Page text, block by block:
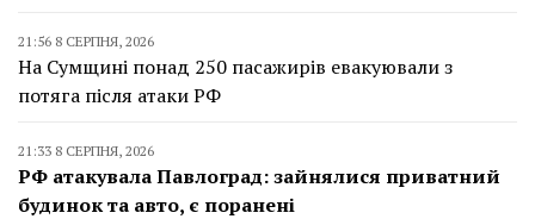
21:56 8 СЕРПНЯ, 2026
На Сумщині понад 250 пасажирів евакуювали з
потяга після атаки РФ
21:33 8 СЕРПНЯ, 2026
РФ атакувала Павлоград: зайнялися приватний
будинок та авто, є поранені